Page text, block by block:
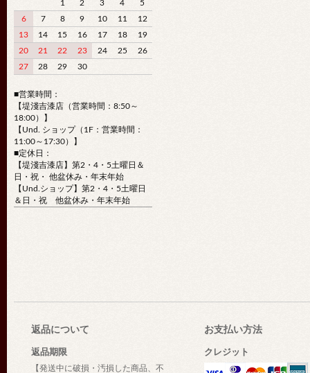
1 2 3 4
5
6
7 8 9 10 11
12
13
14 15 16 17 18
19
20
21 22 23 24 25
26
27
28 29 30
■営業時間：
【堤淺吉漆店（営業時間：8:50～
18:00）】
【Und. ショップ（1F：営業時間：
11:00～17:30）】
■定休日：
【堤淺吉漆店】第2・4・5土曜日＆
日・祝・ 他盆休み・年末年始
【Und.ショップ】第2・4・5土曜日
＆日・祝 他盆休み・年末年始
返品について
返品期限
【発送中に破損・汚損した商品、不
お支払い方法
クレジット